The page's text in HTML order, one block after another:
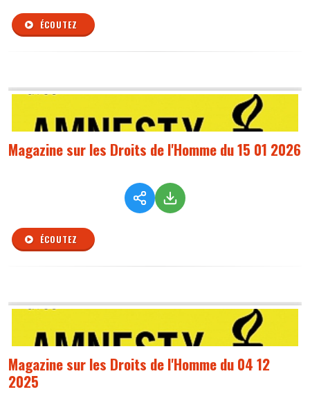
ÉCOUTEZ
Magazine sur les Droits de l'Homme du 15 01 2026
ÉCOUTEZ
Magazine sur les Droits de l'Homme du 04 12
2025